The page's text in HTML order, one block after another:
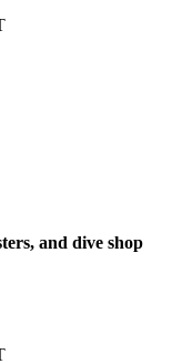
and dive shop